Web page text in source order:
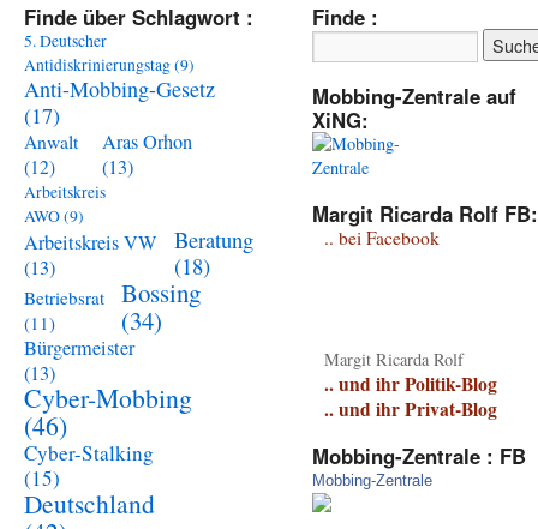
Finde über Schlagwort :
5. Deutscher
Antidiskrinierungstag(9)
Anti-Mobbing-Gesetz
(17)
Anwalt
(12)
Aras Orhon
(13)
Arbeitskreis
AWO(9)
Arbeitskreis VW
(13)
Beratung
(18)
Betriebsrat
(11)
Bossing
(34)
Bürgermeister
(13)
Cyber-Mobbing
(46)
Cyber-Stalking
(15)
Deutschland
Finde :
Mobbing-Zentrale auf
XiNG:
Margit Ricarda Rolf FB:
.. bei Facebook
Margit Ricarda Rolf
.. und ihr Politik-Blog
.. und ihr Privat-Blog
Mobbing-Zentrale : FB
Mobbing-Zentrale